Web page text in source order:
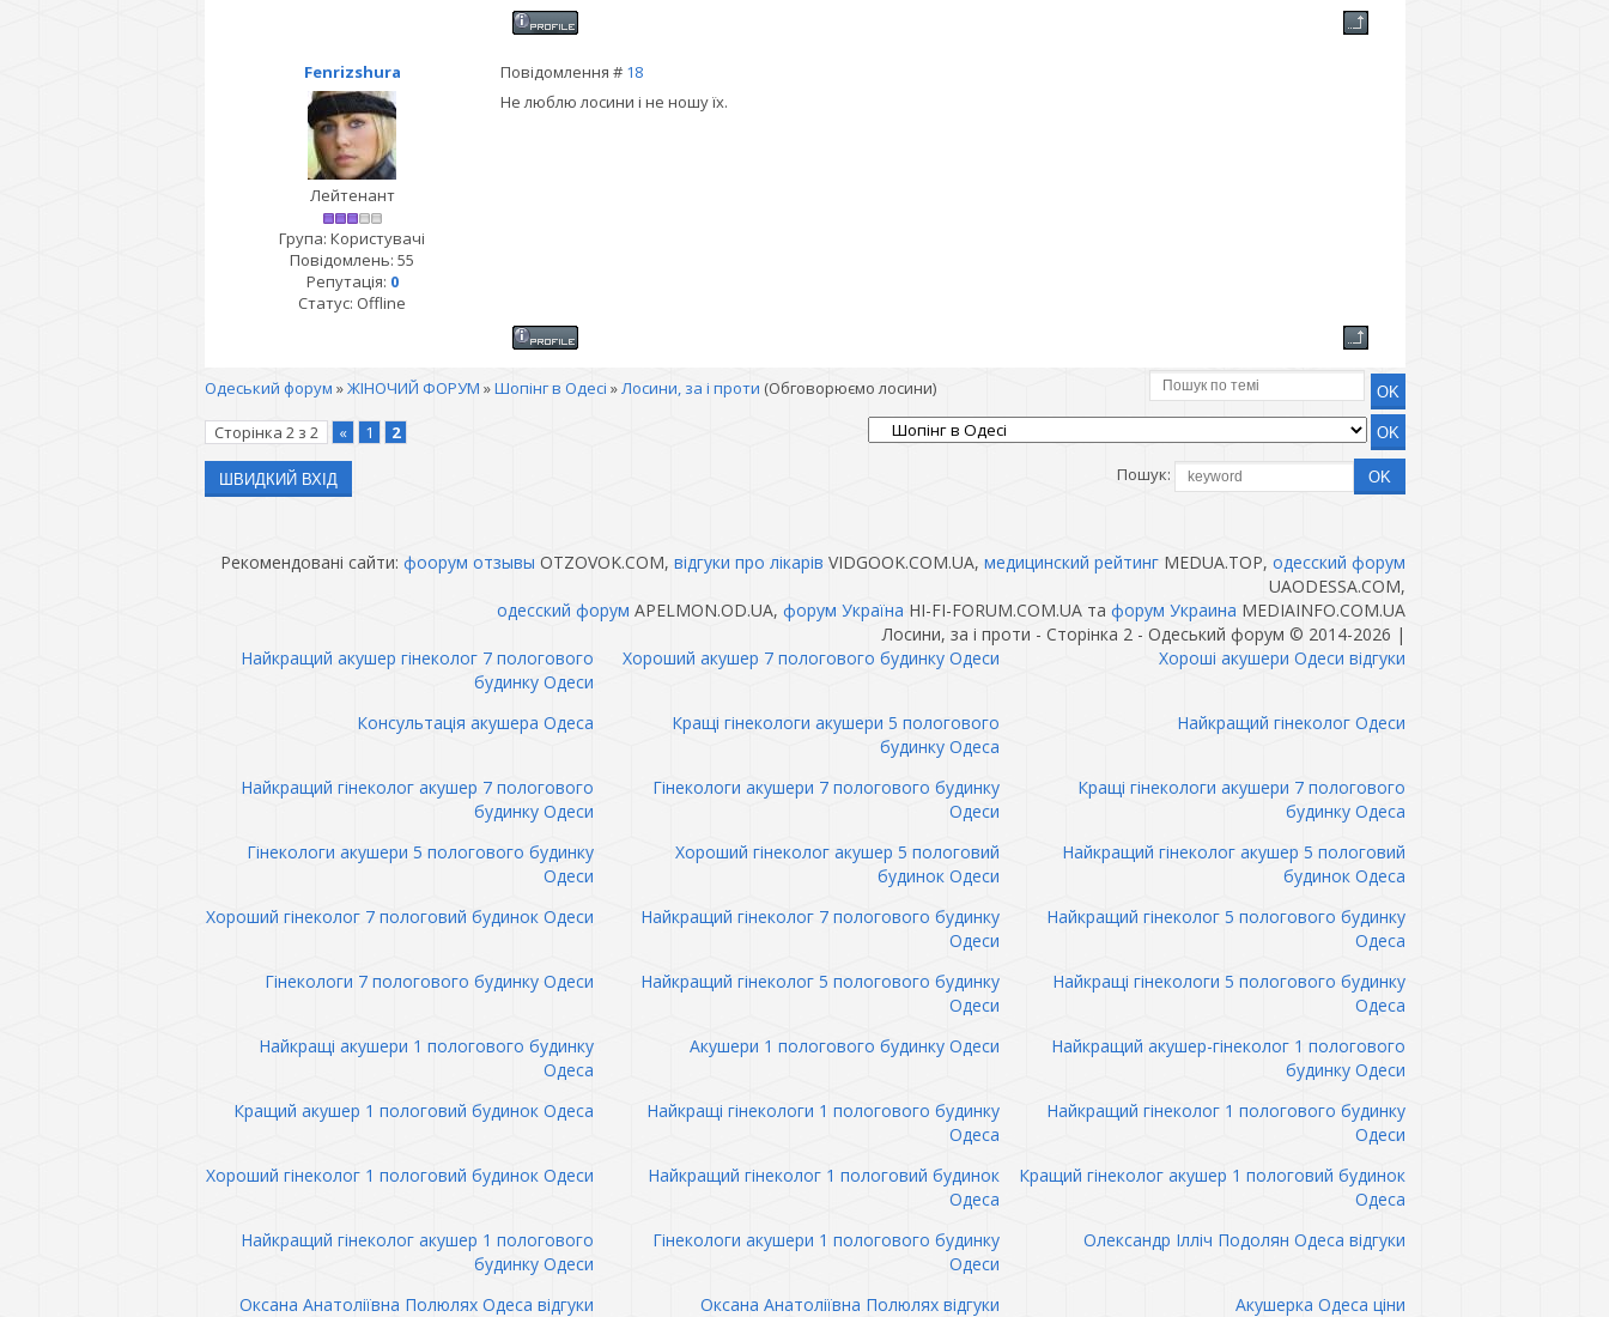
Fenrizshura Повідомлення # 18
Лейтенант
Група: Користувачі
Повідомлень: 55
Репутація: 0
Статус: Offline
Не люблю лосини і не ношу їх.
Одеський форум »ЖІНОЧИЙ ФОРУМ »Шопінг в Одесі »Лосини, за і проти (Обговорюємо лосини)
Сторінка 2з 2 « 1
2
Пошук:
Рекомендовані сайти: фоорум отзывы OTZOVOK.COM, відгуки про лікарів VIDGOOK.COM.UA, медицинский рейтингMEDUA.TOP, одесский форум
UAODESSA.COM,
одесский форум APELMON.OD.UA, форум Україна HI-FI-FORUM.COM.UA та форум Украина MEDIAINFO.COM.UA
Лосини, за і проти - Сторінка 2 - Одеський форум © 2014-2026 |
Найкращий акушер гінеколог 7 пологового
будинку Одеси
Хороший акушер 7 пологового будинку Одеси Хороші акушери Одеси відгуки
Консультація акушера Одеса
Кращі гінекологи акушери 5 пологового
будинку Одеса
Найкращий гінеколог Одеси
Найкращий гінеколог акушер 7 пологового
будинку Одеси
Гінекологи акушери 7 пологового будинку
Одеси
Кращі гінекологи акушери 7 пологового
будинку Одеса
Гінекологи акушери 5 пологового будинку
Одеси
Хороший гінеколог акушер 5 пологовий
будинок Одеси
Найкращий гінеколог акушер 5 пологовий
будинок Одеса
Хороший гінеколог 7 пологовий будинок Одеси
Найкращий гінеколог 7 пологового будинку
Одеси
Найкращий гінеколог 5 пологового будинку
Одеса
Гінекологи 7 пологового будинку Одеси
Найкращий гінеколог 5 пологового будинку
Одеси
Найкращі гінекологи 5 пологового будинку
Одеса
Найкращі акушери 1 пологового будинку
Одеса
Акушери 1 пологового будинку Одеси
Найкращий акушер-гінеколог 1 пологового
будинку Одеси
Кращий акушер 1 пологовий будинок Одеса
Найкращі гінекологи 1 пологового будинку
Одеса
Найкращий гінеколог 1 пологового будинку
Одеси
Хороший гінеколог 1 пологовий будинок Одеси
Найкращий гінеколог 1 пологовий будинок
Одеса
Кращий гінеколог акушер 1 пологовий будинок
Одеса
Найкращий гінеколог акушер 1 пологового
будинку Одеси
Гінекологи акушери 1 пологового будинку
Одеси
Олександр Ілліч Подолян Одеса відгуки
Оксана Анатоліївна Полюлях Одеса відгуки Оксана Анатоліївна Полюлях відгуки
Акушерка Одеса ціни